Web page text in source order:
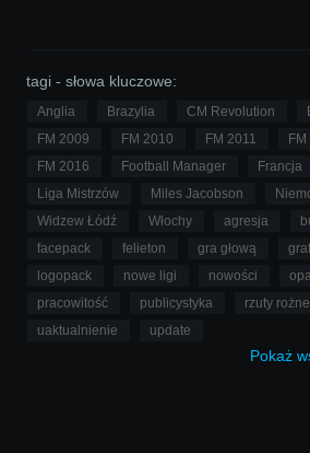
tagi - słowa kluczowe:
Anglia Brazylia CM Revolution
FM 2009
FM 2010 FM 2011
FM 2016
Football Manager Francja
Liga Mistrzów
Miles Jacobson
Widzew Łódź
Włochy agresja
facepack
felieton gra głową
logopack
nowe ligi nowości
pracowitość
publicystyka rzuty rożne
uaktualnienie
update
Pokaż